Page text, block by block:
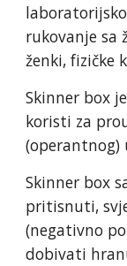
rukovanje sa
ženki, fizičke
Skinner box
koristi za
(operantnog)
Skinner box
pritisnuti,
(negativno
dobivati